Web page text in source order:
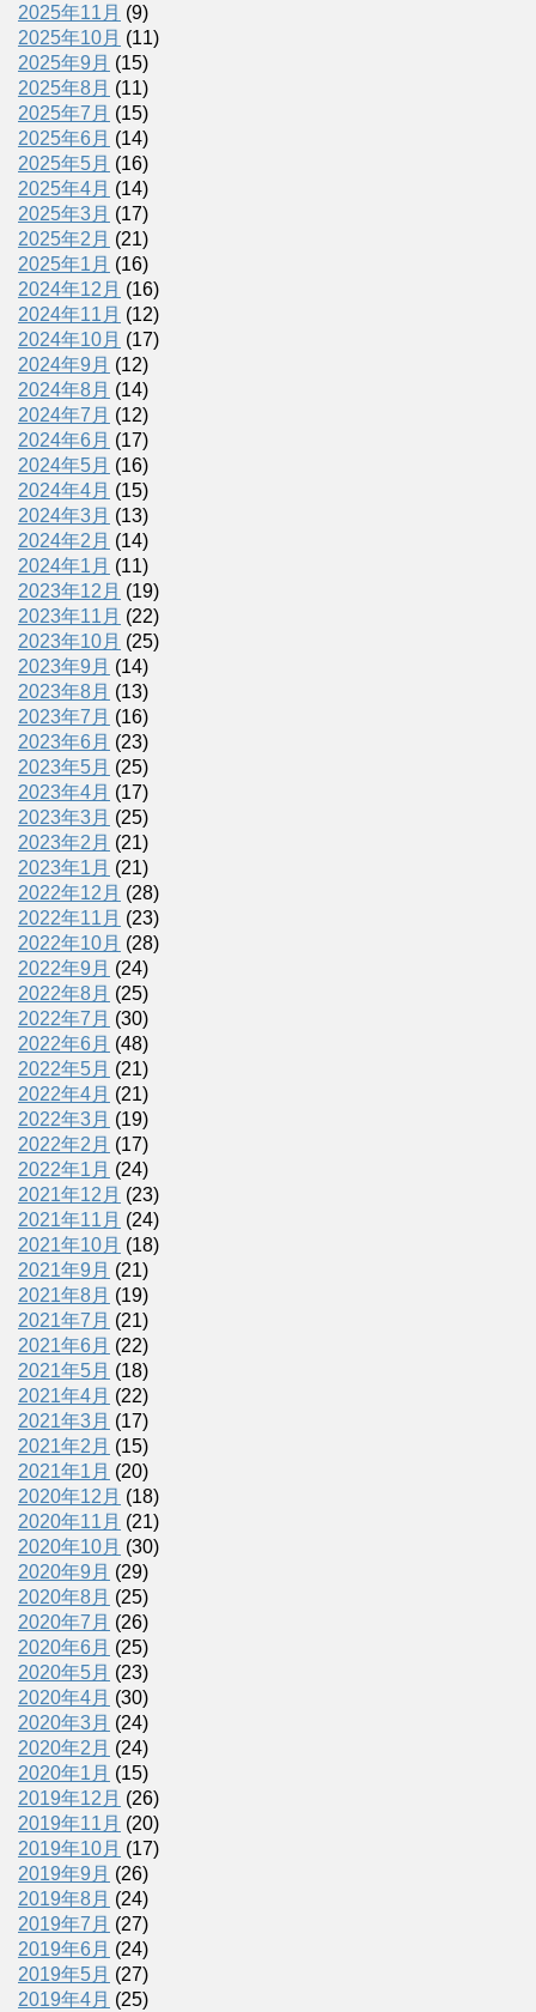
2025年11月 (9)
2025年10月 (11)
2025年9月 (15)
2025年8月 (11)
2025年7月 (15)
2025年6月 (14)
2025年5月 (16)
2025年4月 (14)
2025年3月 (17)
2025年2月 (21)
2025年1月 (16)
2024年12月 (16)
2024年11月 (12)
2024年10月 (17)
2024年9月 (12)
2024年8月 (14)
2024年7月 (12)
2024年6月 (17)
2024年5月 (16)
2024年4月 (15)
2024年3月 (13)
2024年2月 (14)
2024年1月 (11)
2023年12月 (19)
2023年11月 (22)
2023年10月 (25)
2023年9月 (14)
2023年8月 (13)
2023年7月 (16)
2023年6月 (23)
2023年5月 (25)
2023年4月 (17)
2023年3月 (25)
2023年2月 (21)
2023年1月 (21)
2022年12月 (28)
2022年11月 (23)
2022年10月 (28)
2022年9月 (24)
2022年8月 (25)
2022年7月 (30)
2022年6月 (48)
2022年5月 (21)
2022年4月 (21)
2022年3月 (19)
2022年2月 (17)
2022年1月 (24)
2021年12月 (23)
2021年11月 (24)
2021年10月 (18)
2021年9月 (21)
2021年8月 (19)
2021年7月 (21)
2021年6月 (22)
2021年5月 (18)
2021年4月 (22)
2021年3月 (17)
2021年2月 (15)
2021年1月 (20)
2020年12月 (18)
2020年11月 (21)
2020年10月 (30)
2020年9月 (29)
2020年8月 (25)
2020年7月 (26)
2020年6月 (25)
2020年5月 (23)
2020年4月 (30)
2020年3月 (24)
2020年2月 (24)
2020年1月 (15)
2019年12月 (26)
2019年11月 (20)
2019年10月 (17)
2019年9月 (26)
2019年8月 (24)
2019年7月 (27)
2019年6月 (24)
2019年5月 (27)
2019年4月 (25)